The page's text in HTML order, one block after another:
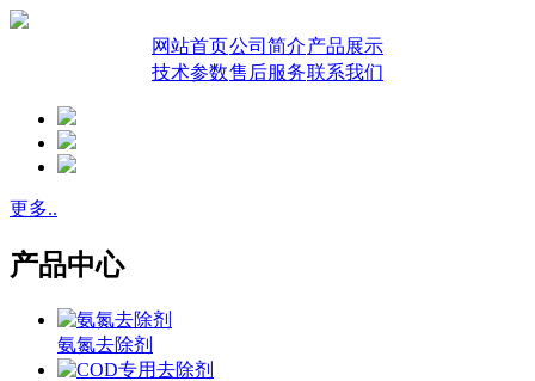
网站首页公司简介产品展示
技术参数售后服务联系我们
更多..
产品中心
氨氮去除剂